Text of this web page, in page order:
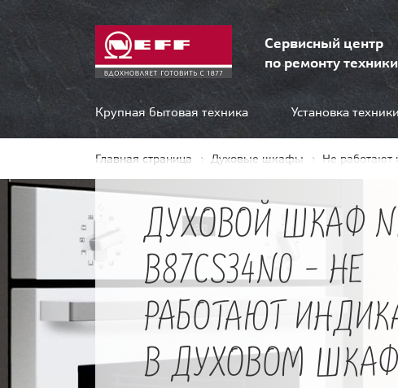
Сервисный центр
по ремонту
Крупная бытовая техника Установка техники
Главная страница Духовые шкафы Не
ДУХОВОЙ ШКАФ
B87CS34N0 - НЕ
РАБОТАЮТ
В ДУХОВОМ